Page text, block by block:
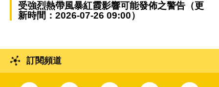
受強烈熱帶風暴紅霞影響可能發佈之警告（更
新時間：2026-07-26 09:00）
訂閱頻道